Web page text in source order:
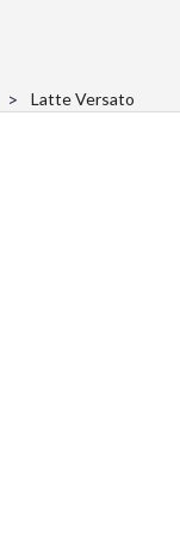
Latte Versato